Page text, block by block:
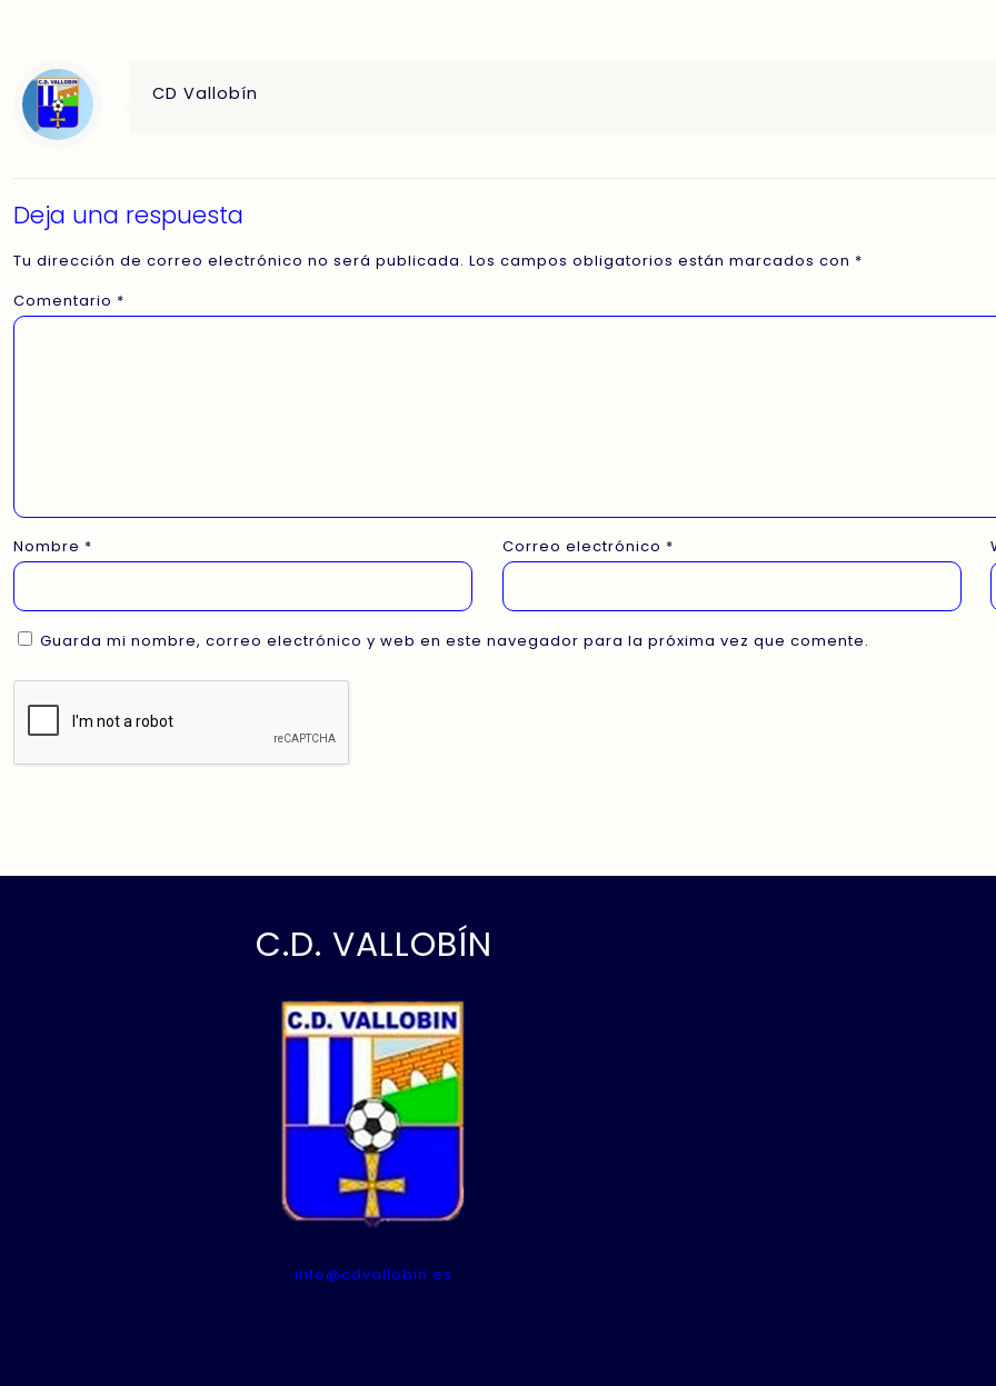
CD Vallobín
Deja una respuesta
Tu dirección de correo electrónico no será publicada. Los campos obligatorios están marcados con *
Comentario *
Nombre * Correo electrónico *
Guarda mi nombre, correo electrónico y web en este navegador para la próxima vez que comente.
C.D. VALLOBÍN
info@cdvallobin.es